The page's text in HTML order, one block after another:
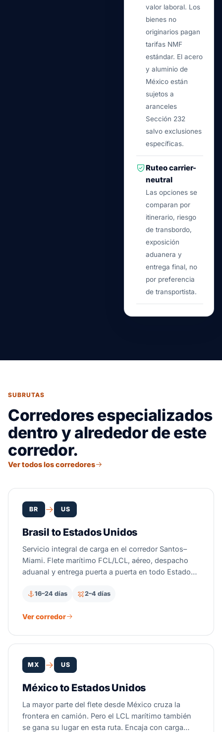
valor laboral. Los
bienes no
originarios pagan
tarifas NMF
estándar. El acero
y aluminio de
México están
sujetos a
aranceles
Sección 232
salvo exclusiones
específicas.
Ruteo carrier-
neutral
Las opciones se
comparan por
itinerario, riesgo
de transbordo,
exposición
aduanera y
entrega final, no
por preferencia
de transportista.
SUBRUTAS
Corredores especializados
dentro y alrededor de este
corredor.
Ver todos los corredores
BR US
Brasil to Estados Unidos
Servicio integral de carga en el corredor Santos–
Miami. Flete marítimo FCL/LCL, aéreo, despacho
aduanal y entrega puerta a puerta en todo Estados
16–24 días 2–4 días
Ver corredor
MX US
México to Estados Unidos
La mayor parte del flete desde México cruza la
frontera en camión. Pero el LCL marítimo también
se gana su lugar en esta ruta. Encaja con carga